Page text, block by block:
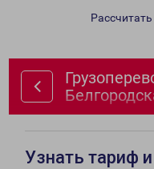
Узнать тариф